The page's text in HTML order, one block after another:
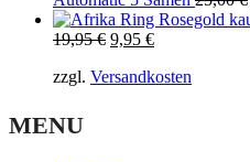
19,95€ Original
was:
9,95 €Current
is:
zzgl. Versandkosten
MENU